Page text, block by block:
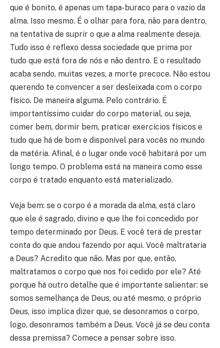
que é bonito, é apenas um tapa-buraco para o vazio da
alma. Isso mesmo. É o olhar para fora, não para dentro,
na tentativa de suprir o que a alma realmente deseja.
Tudo isso é reflexo dessa sociedade que prima por
tudo que está fora de nós e não dentro. E o resultado
acaba sendo, muitas vezes, a morte precoce. Não estou
querendo te convencer a ser desleixada com o corpo
físico. De maneira alguma. Pelo contrário. É
importantíssimo cuidar do corpo material, ou seja,
comer bem, dormir bem, praticar exercícios físicos e
tudo que há de bom e disponível para vocês no mundo
da matéria. Afinal, é o lugar onde você habitará por um
longo tempo. O problema está na maneira como esse
corpo é tratado enquanto está materializado.
Veja bem: se o corpo é a morada da alma, está claro
que ele é sagrado, divino e que lhe foi concedido por
tempo determinado por Deus. E você terá de prestar
conta do que andou fazendo por aqui. Você maltrataria
a Deus? Acredito que não. Mas por que, então,
maltratamos o corpo que nos foi cedido por ele? Até
porque há outro detalhe que é importante salientar: se
somos semelhança de Deus, ou até mesmo, o próprio
Deus, isso implica dizer que, se desonramos o corpo,
logo, desonramos também a Deus. Você já se deu conta
dessa premissa? Comece a pensar sobre isso.